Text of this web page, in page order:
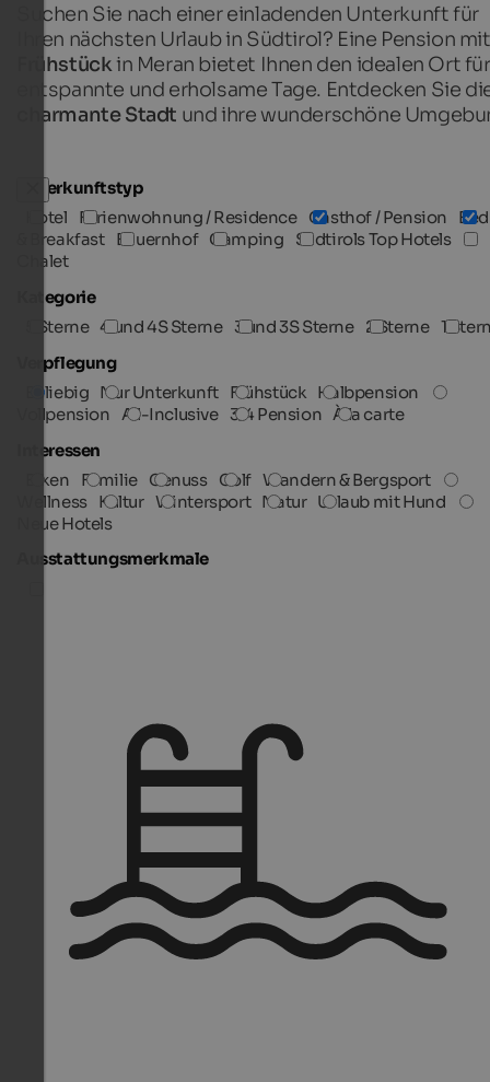
Suchen Sie nach einer einladenden Unterkunft für
Ihren nächsten Urlaub in Südtirol? Eine Pension mit
Frühstückin Meran bietet Ihnen den idealen Ort für
entspannte und erholsame Tage. Entdecken Sie
charmante Stadt und ihre wunderschöne
Unterkunftstyp
Hotel
Ferienwohnung / Residence Gasthof / Pension
Bed
& Breakfast Bauernhof Camping
Südtirols Top Hotels
Chalet
Kategorie
5 Sterne 4 und 4S Sterne 3 und 3S Sterne 2 Sterne 1
Verpflegung
Beliebig Nur Unterkunft Frühstück Halbpension
Vollpension All-Inclusive 3/4 Pension À la carte
Interessen
Biken
Familie Genuss Golf Wandern & Bergsport
Wellness Kultur Wintersport Natur Urlaub mit Hund
Neue Hotels
Ausstattungsmerkmale